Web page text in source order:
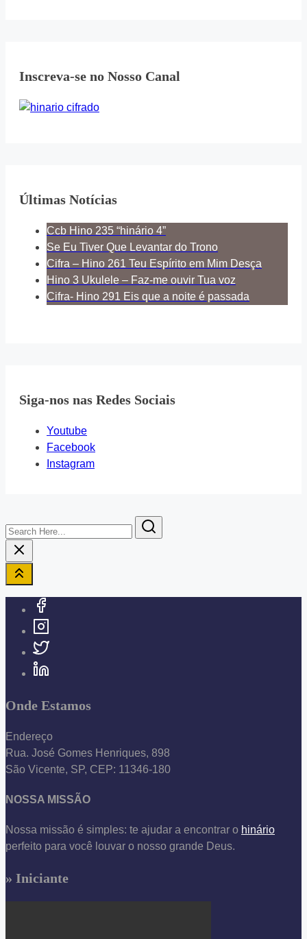
Inscreva-se no Nosso Canal
Últimas Notícias
Ccb Hino 235 “hinário 4”
Se Eu Tiver Que Levantar do Trono
Cifra – Hino 261 Teu Espírito em Mim Desça
Hino 3 Ukulele – Faz-me ouvir Tua voz
Cifra- Hino 291 Eis que a noite é passada
Siga-nos nas Redes Sociais
Youtube
Facebook
Instagram
Search
Here...
Onde Estamos
Endereço
Rua. José Gomes Henriques, 898
São Vicente, SP, CEP: 11346-180
NOSSA MISSÃO
Nossa missão é simples: te ajudar a encontrar o hinário
perfeito para você louvar o nosso grande Deus.
» Iniciante